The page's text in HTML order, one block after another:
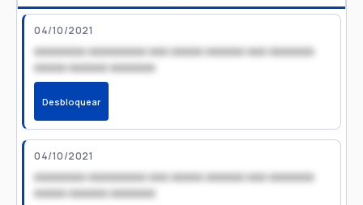
04/10/2021
xxxxxxxx xxxxxxxxx xxx xxxxx xxxxxx xxx xxxxxxx
xxxxx xxxxxx xxxxxxx
Desbloquear
04/10/2021
xxxxxxxx xxxxxxxxx xxx xxxxx xxxxxx xxx xxxxxxx
xxxxx xxxxxx xxxxxxx